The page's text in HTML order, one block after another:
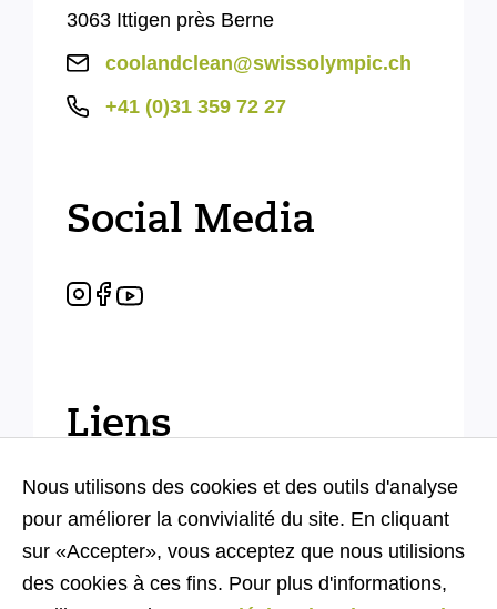
Nous utilisons des cookies et des outils d'analyse
pour améliorer la convivialité du site. En cliquant
sur «Accepter», vous acceptez que nous utilisions
des cookies à ces fins. Pour plus d'informations,
3063 Ittigen près Berne
coolandclean@swissolympic.ch
+41 (0)31 359 72 27
Social Media
Liens
Impressum
Disclaimer